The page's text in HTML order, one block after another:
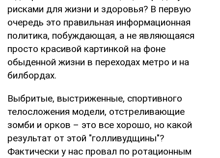
рисками для жизни и здоровья? В первую
очередь это правильная информационная
политика, побуждающая, а не являющаяся
просто красивой картинкой на фоне
обыденной жизни в переходах метро и на
билбордах.
Выбритые, выстриженные, спортивного
телосложения модели, отстреливающие
зомби и орков – это все хорошо, но какой
результат от этой "голливудщины"?
Фактически у нас провал по ротационным